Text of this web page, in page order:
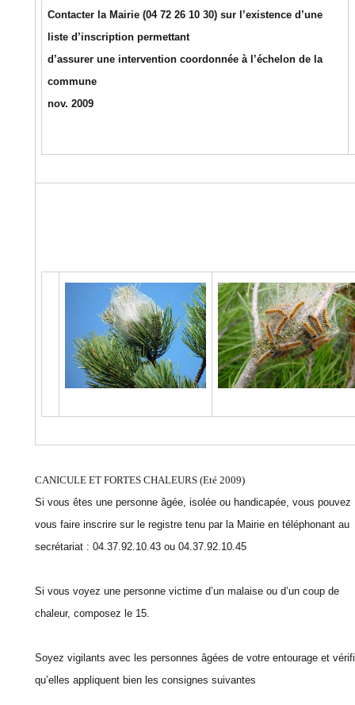
Contacter la Mairie (04 72 26 10 30) sur l’existence d’une
liste d’inscription permettant
d’assurer une intervention coordonnée à l’échelon de la
commune
nov. 2009
CANICULE ET FORTES CHALEURS (Eté 2009)
Si vous êtes une personne âgée, isolée ou handicapée, vous pouvez
vous faire inscrire sur le registre tenu par la Mairie en téléphonant au
secrétariat : 04.37.92.10.43 ou 04.37.92.10.45
Si vous voyez une personne victime d’un malaise ou d’un coup de
chaleur, composez le 15.
Soyez vigilants avec les personnes âgées de votre entourage et
qu’elles appliquent bien les consignes suivantes